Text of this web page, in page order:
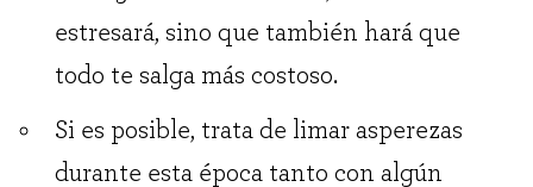
estresará, sino que también hará que
todo te salga más costoso.
Si es posible, trata de limar asperezas
durante esta época tanto con algún